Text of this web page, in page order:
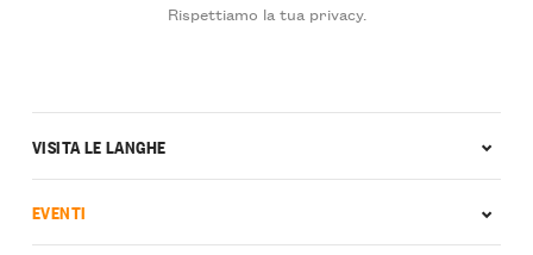
Rispettiamo la tua privacy.
VISITA LE LANGHE
EVENTI